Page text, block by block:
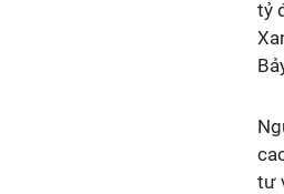
tỷ
tư